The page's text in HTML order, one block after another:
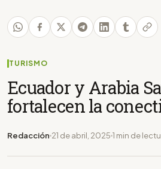
TURISMO
Ecuador y Arabia
fortalecen la
Redacción 21 de abril, 2025 1 min de